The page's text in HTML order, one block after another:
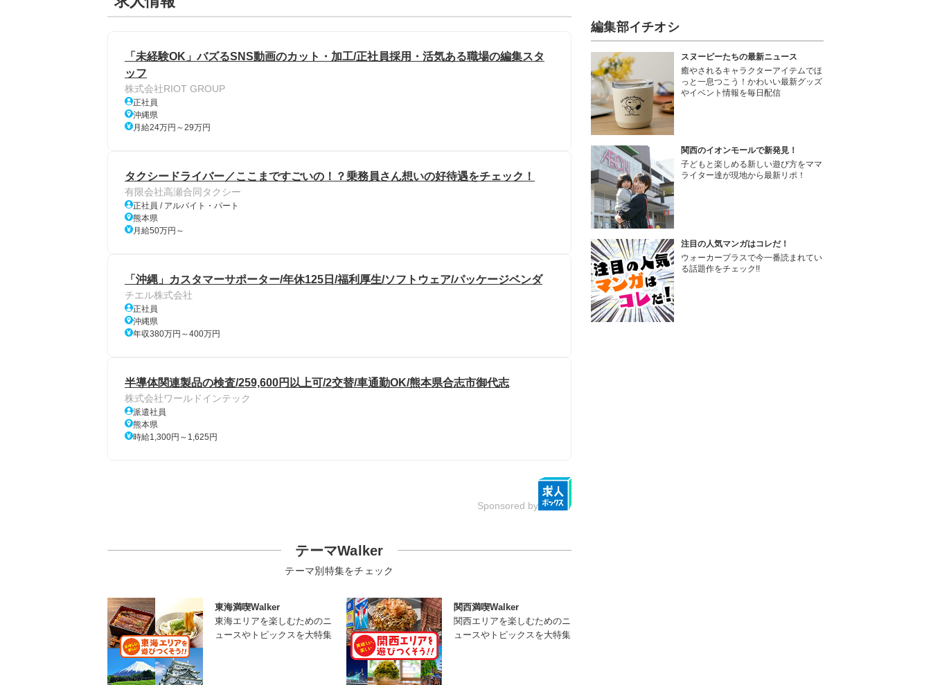
「未経験OK」バズるSNS動画のカット・加工/正社員採用・活気ある職場の編集スタ
ッフ
株式会社RIOT GROUP
正社員
沖縄県
月給24万円～29万円
タクシードライバー／ここまですごいの！？乗務員さん想いの好待遇をチェック！
有限会社高瀬合同タクシー
正社員 / アルバイト・パート
熊本県
月給50万円～
「沖縄」カスタマーサポーター/年休125日/福利厚生/ソフトウェア/パッケージベンダ
チエル株式会社
正社員
沖縄県
年収380万円～400万円
半導体関連製品の検査/259,600円以上可/2交替/車通勤OK/熊本県合志市御代志
株式会社ワールドインテック
派遣社員
熊本県
時給1,300円～1,625円
Sponsored by
テーマWalker
テーマ別特集をチェック
東海満喫Walker
東海エリアを楽しむためのニ
ュースやトピックスを大特集
関西満喫Walker
関西エリアを楽しむためのニ
ュースやトピックスを大特集
編集部イチオシ
スヌーピーたちの最新ニュース
癒やされるキャラクターアイテムでほ
っと一息つこう！かわいい最新グッズ
やイベント情報を毎日配信
関西のイオンモールで新発見！
子どもと楽しめる新しい遊び方をママ
ライター達が現地から最新リポ！
注目の人気マンガはコレだ！
ウォーカープラスで今一番読まれてい
る話題作をチェック!!